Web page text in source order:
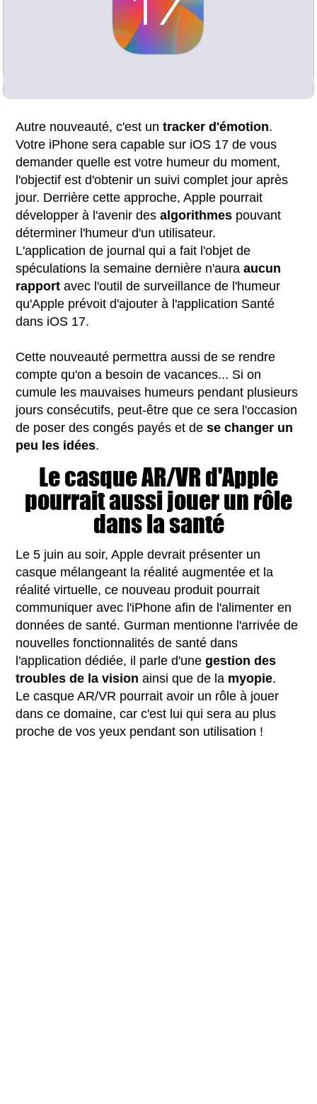
Autre nouveauté, c'est untracker d'émotion.
Votre iPhone sera capable sur iOS 17 de vous
demander quelle est votre humeur du moment,
l'objectif est d'obtenir un suivi complet jour après
jour. Derrière cette approche, Apple pourrait
développer à l'avenir desalgorithmes pouvant
déterminer l'humeur d'un utilisateur.
L'application de journal qui a fait l'objet de
spéculations la semaine dernière n'auraaucun
rapportavec l'outil de surveillance de l'humeur
qu'Apple prévoit d'ajouter à l'application Santé
dans iOS 17.
Cette nouveauté permettra aussi de se rendre
compte qu'on a besoin de vacances... Si on
cumule les mauvaises humeurs pendant plusieurs
jours consécutifs, peut-être que ce sera l'occasion
de poser des congés payés et dese changer un
peu les idées.
Le casque AR/VR d'Apple
pourrait aussi jouer un rôle
dans la santé
Le 5 juin au soir, Apple devrait présenter un
casque mélangeant la réalité augmentée et la
réalité virtuelle, ce nouveau produit pourrait
communiquer avec l'iPhone afin de l'alimenter en
données de santé. Gurman mentionne l'arrivée de
nouvelles fonctionnalités de santé dans
l'application dédiée, il parle d'unegestion des
troubles de la vision ainsi que de la myopie.
Le casque AR/VR pourrait avoir un rôle à jouer
dans ce domaine, car c'est lui qui sera au plus
proche de vos yeux pendant son utilisation !